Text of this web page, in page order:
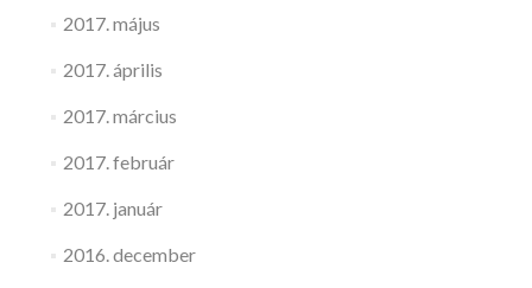
2017. május
2017. április
2017. március
2017. február
2017. január
2016. december